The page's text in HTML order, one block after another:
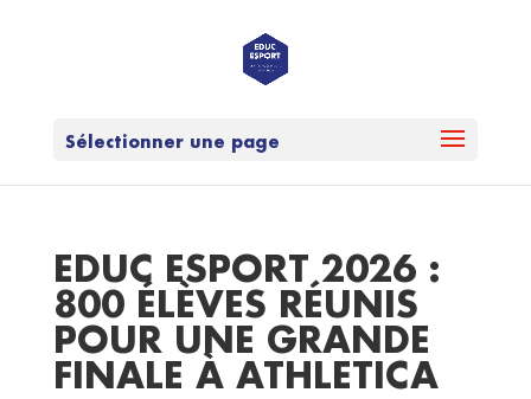
Sélectionner une page
EDUC ESPORT 2026 :
800 ÉLÈVES RÉUNIS
POUR UNE GRANDE
FINALE À ATHLETICA